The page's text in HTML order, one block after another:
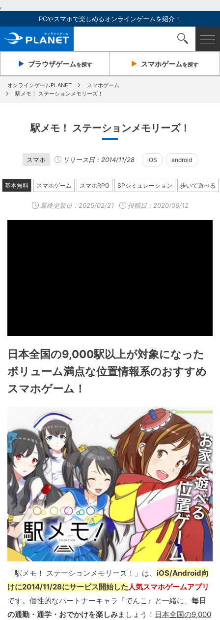
,
PCやスマホで楽しめるオンラインゲームを紹介！
ブラウザゲームを探す スマホゲームを探す
オンラインゲームPLANET
スマホゲーム
駅メモ！ ステーションメモリーズ！
駅メモ！ ステーションメモリーズ！
スマホ リリース日：2014/11/28 iOS android
基本無料 スマホゲーム スマホRPG SPシミュレーション 歩いて遊べる
最終更新日： 2025/02/21 投稿日：2020/06/12
日本全国の9,000駅以上が対象になった
ボリューム満点な位置情報系のおすすめ
スマホゲーム！
「駅メモ！ ステーションメモリーズ！」は、 iOS/Android向
けに2014/11/28にサービス開始した人気スマホゲームアプリ
です。個性的なパートナーキャラ『でんこ』と一緒に、 毎日
の通勤・通学・おでかけを楽しみましょう！ 日本全国の9,000